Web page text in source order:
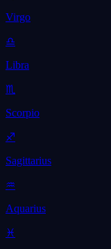
Virgo
♎
Libra
♏
Scorpio
♐
Sagittarius
♒
Aquarius
♓